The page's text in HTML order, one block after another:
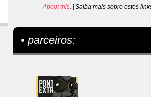
About this. | Saiba mais sobre estes
• parceiros: